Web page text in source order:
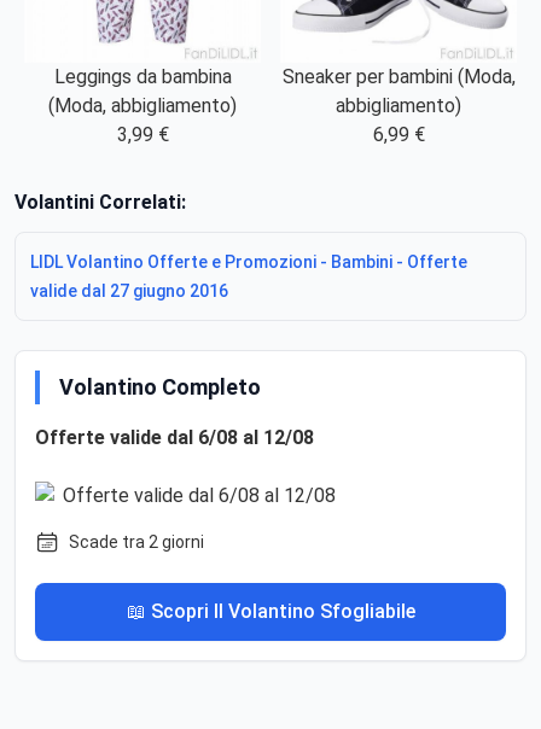
Leggings da bambina
(Moda, abbigliamento)
3,99 €
Sneaker per bambini (Moda,
abbigliamento)
6,99 €
Volantini Correlati:
LIDL Volantino Offerte e Promozioni - Bambini - Offerte
valide dal 27 giugno 2016
Volantino Completo
Offerte valide dal 6/08 al 12/08
Scade tra 2 giorni
📖 Scopri Il Volantino Sfogliabile